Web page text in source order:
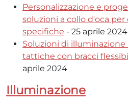
Personalizzazione e
soluzioni a collo d'oca
specifiche - 25 aprile 2024
Soluzioni di
tattiche con bracci
aprile 2024
Illuminazione